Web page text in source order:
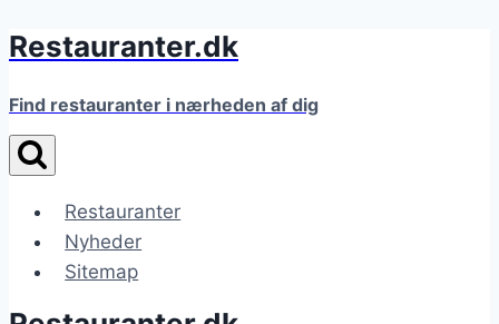
Fortsæt
indhold
Restauranter.dk
Find restauranter i nærheden af dig
Restauranter
Nyheder
Sitemap